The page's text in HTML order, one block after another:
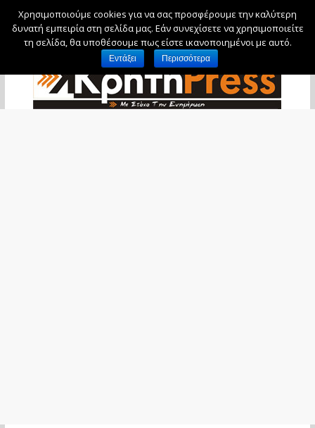
Κυριακή, 9 Αυγούστου, 2026
Χρησιμοποιούμε cookies για να σας προσφέρουμε την καλύτερη
δυνατή εμπειρία στη σελίδα μας. Εάν συνεχίσετε να χρησιμοποιείτε
τη σελίδα, θα υποθέσουμε πως είστε ικανοποιημένοι με αυτό.
Εντάξει Περισσότερα